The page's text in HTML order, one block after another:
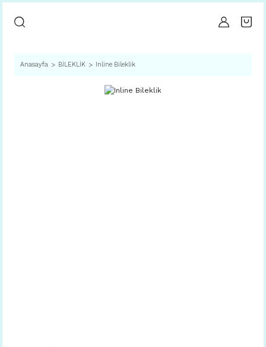
Anasayfa BİLEKLİK Inline Bileklik